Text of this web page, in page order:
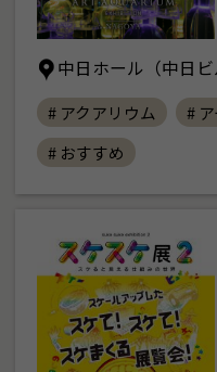
中日ホール（中日ビ
# アクアリウム #
# おすすめ